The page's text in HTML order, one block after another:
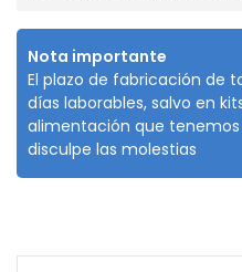
Nota importante
El plazo de fabricación de
días laborables, salvo en
alimentación que
disculpe las molestias